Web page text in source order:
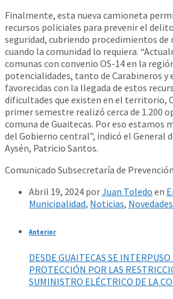
Finalmente, esta nueva camioneta
recursos policiales para prevenir el
seguridad, cubriendo procedimientos de
cuando la comunidad lo requiera.
comunas con convenio OS-14 en la
potencialidades, tanto de Carabineros y
favorecidas con la llegada de estos
dificultades que existen en el territorio,
primer semestre realizó cerca de 1.200
comuna de Guaitecas. Por eso estamos
del Gobierno central”, indicó el General
Aysén, Patricio Santos.
Comunicado Subsecretaría de
Abril 19, 2024 porJuan Toledo en
Municipalidad, Noticias, Novedades
Anterior
DESDE GUAITECAS SE
PROTECCIÓN POR LAS
SUMINISTRO ELÉCTRICO DE LA